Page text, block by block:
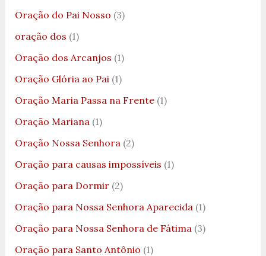
Oração do Pai Nosso (3)
oração dos (1)
Oração dos Arcanjos (1)
Oração Glória ao Pai (1)
Oração Maria Passa na Frente(1)
Oração Mariana (1)
Oração Nossa Senhora (2)
Oração para causas impossíveis (1)
Oração para Dormir(2)
Oração para Nossa Senhora Aparecida (1)
Oração para Nossa Senhora de Fátima (3)
Oração para Santo Antônio (1)